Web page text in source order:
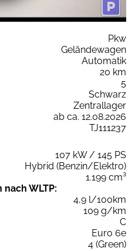
Pkw
Geländewagen
Automatik
20 km
5
Schwarz
Zentrallager
ab ca. 12.08.2026
TJ111237
107 kW / 145 PS
Hybrid (Benzin/Elektro)
1.199 cm³
WLTP:
4,9 l/100km
109 g/km
C
Euro 6e
4 (Green)